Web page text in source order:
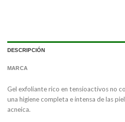
DESCRIPCIÓN
MARCA
Gel exfoliante rico en tensioactivos no
una higiene completa e intensa de las
acneica.